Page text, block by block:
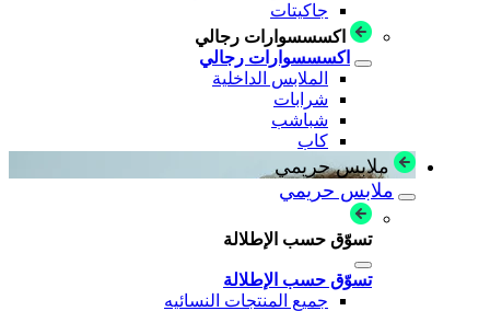
جاكيتات
اكسسسوارات رجالي
اكسسسوارات رجالي
الملابس الداخلية
شرابات
شباشب
كاب
ملابس حريمي
ملابس حريمي
تسوّق حسب الإطلالة
تسوّق حسب الإطلالة
جميع المنتجات النسائيه